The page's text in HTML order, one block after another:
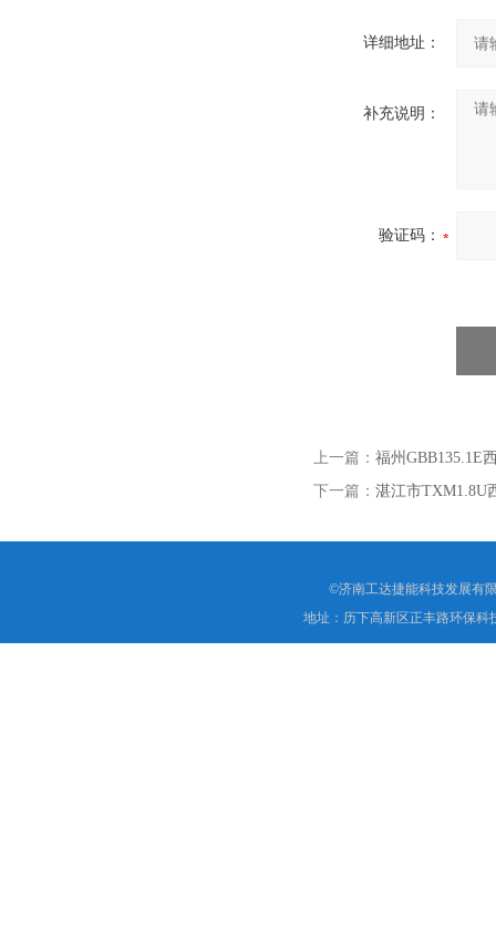
详细地址：
补充说明：
验证码：
上一篇： 福州GBB135.1E
下一篇： 湛江市TXM1.8U
©济南工达捷能科技发展有
地址：历下高新区正丰路环保科